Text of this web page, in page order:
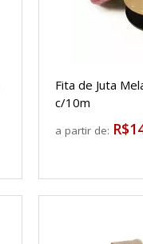
Fita de Juta
c/10m
a partir de: